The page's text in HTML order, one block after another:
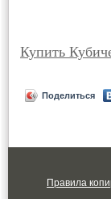
Купить
Поделиться
Правила